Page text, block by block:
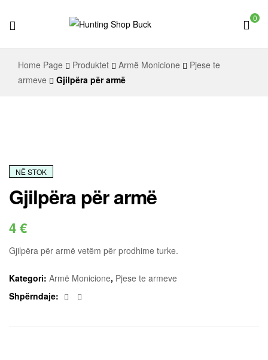
Shop
0
Home Page Produktet Armë Monicione
Pjese te
armeve
Gjilpëra për armë
NË STOK
Gjilpëra për armë
4€
Gjilpëra për armë vetëm për prodhime turke.
Kategori: Armë Monicione, Pjese te armeve
Shpërndaje:
Facebook